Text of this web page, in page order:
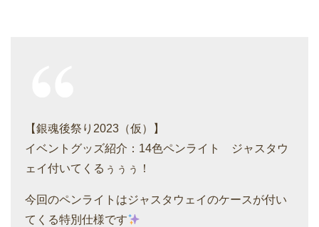
【銀魂後祭り2023（仮）】
イベントグッズ紹介：14色ペンライト ジャスタウ
ェイ付いてくるぅぅぅ！
今回のペンライトはジャスタウェイのケースが付い
てくる特別仕様です